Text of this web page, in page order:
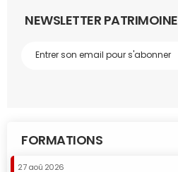
NEWSLETTER PATRIMOINE
FORMATIONS
27 aoû 2026